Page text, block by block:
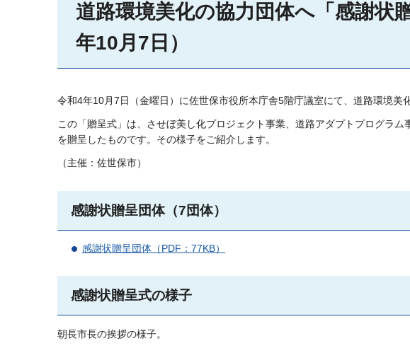
道路環境美化の協力団体へ「感謝状
年10月7日）
令和4年10月7日（金曜日）に佐世保市役所本庁舎5階庁議室にて、道路環境美
この「贈呈式」は、させぼ美し化プロジェクト事業、道路アダプトプログラ
を贈呈したものです。その様子をご紹介します。
（主催：佐世保市）
感謝状贈呈団体（7団体）
感謝状贈呈団体（PDF：77KB）
感謝状贈呈式の様子
朝長市長の挨拶の様子。